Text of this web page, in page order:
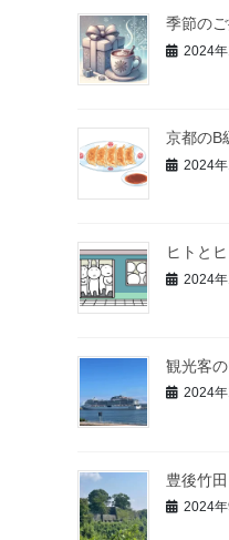
季節の
2024
京都の
2024
ヒトと
2024
観光客
2024
豊後竹田
2024